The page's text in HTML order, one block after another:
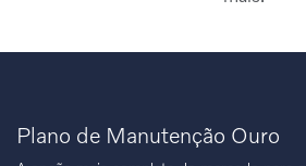
Plano de Manutenção Ouro